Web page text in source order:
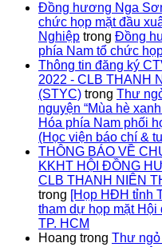
Đồng hương Nga
chức họp mặt đầu
Nghiệp trong Đồng
phía Nam tổ chức
Thông tin đăng ký
2022 - CLB THANH
(STYC) trong Thư
nguyện “Mùa hè
Hóa phía Nam phối
(Học viện báo chí &
THÔNG BÁO VỀ
KKHT HỘI ĐỒNG
CLB THANH NIÊN
trong
[Họp HĐH tỉnh
tham dự họp mặt
TP. HCM
Hoang trong Thư